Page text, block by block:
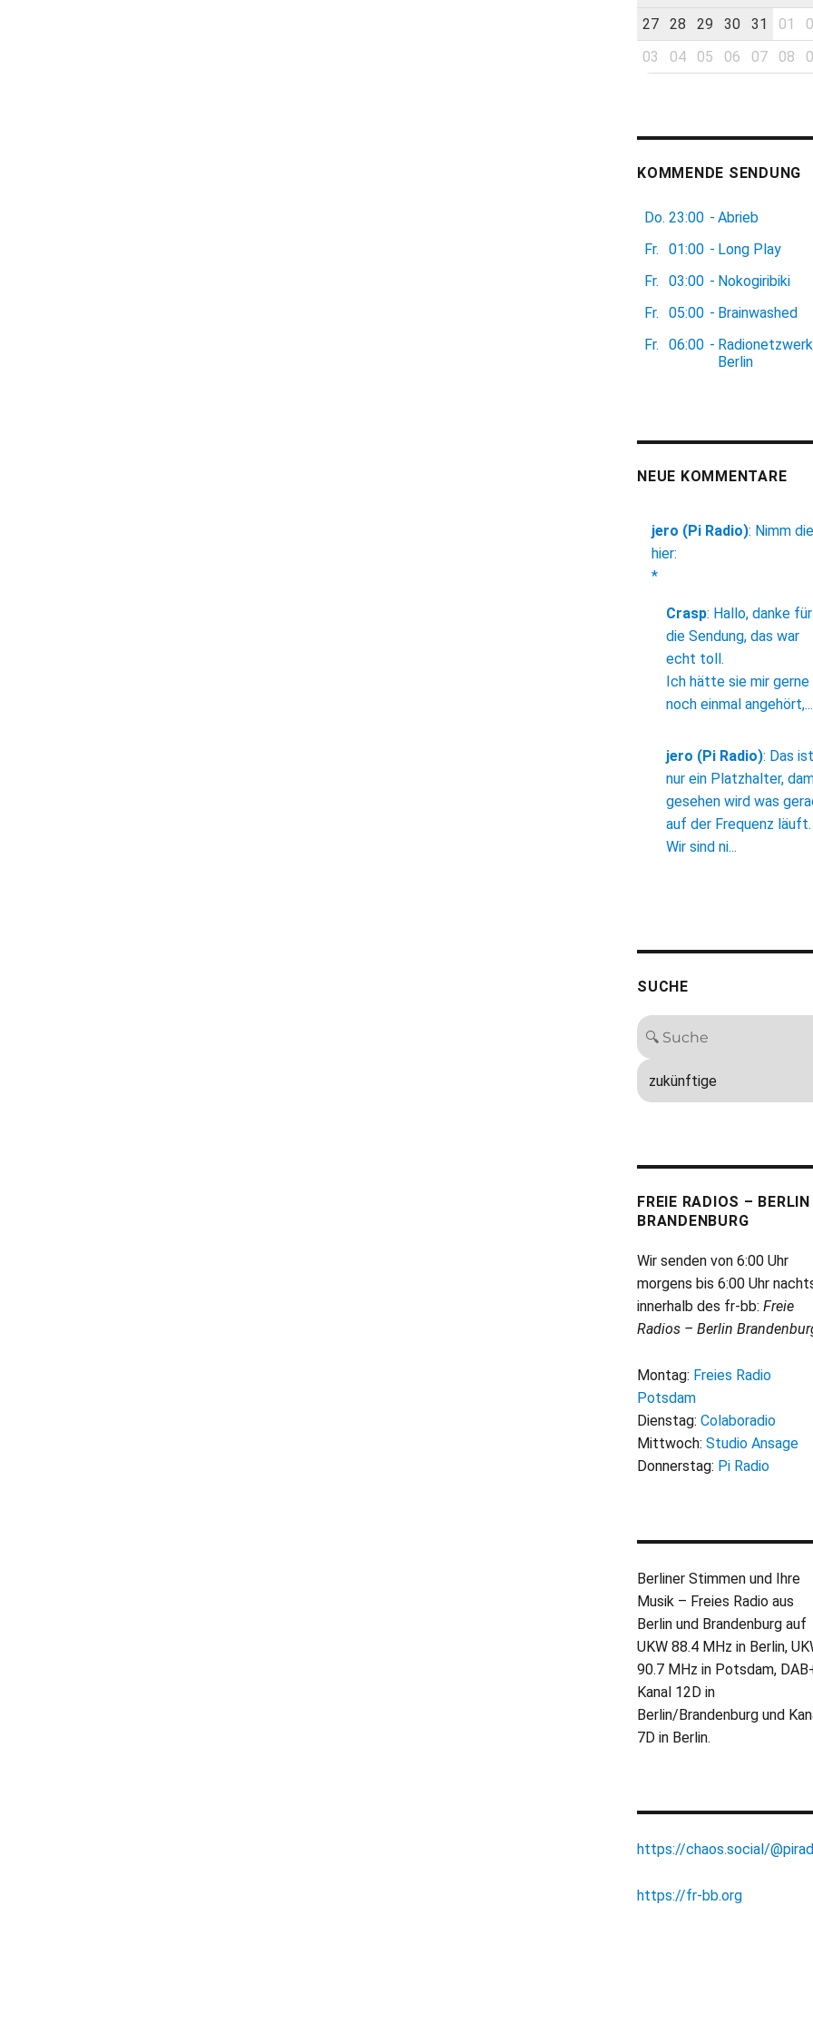
27
28 29 30 31 01
03
04 05 06 07 08
KOMMENDE SENDUNG
Do. 23:00 - Abrieb
Fr.
01:00 - Long Play
Fr.
03:00 - Nokogiribiki
Fr.
05:00 - Brainwashed
Fr.
06:00 - Radionetzwerk
Berlin
NEUE KOMMENTARE
jero (Pi Radio): Nimm die
hier:
*
Crasp: Hallo, danke für
die Sendung, das war
echt toll.
Ich hätte sie mir gerne
noch einmal angehört,...
jero (Pi Radio): Das ist
nur ein Platzhalter,
gesehen wird was
auf der Frequenz läuft.
Wir sind ni...
SUCHE
FREIE RADIOS – BERLIN
BRANDENBURG
Wir senden von 6:00 Uhr
morgens bis 6:00 Uhr
innerhalb des fr-bb: Freie
Radios – Berlin
Montag: Freies Radio
Potsdam
Dienstag: Colaboradio
Mittwoch: Studio Ansage
Donnerstag: Pi Radio
Berliner Stimmen und Ihre
Musik – Freies Radio aus
Berlin und Brandenburg auf
UKW 88.4 MHz in Berlin,
90.7 MHz in Potsdam,
Kanal 12D in
Berlin/Brandenburg und
7D in Berlin.
https://chaos.social/
https://fr-bb.org